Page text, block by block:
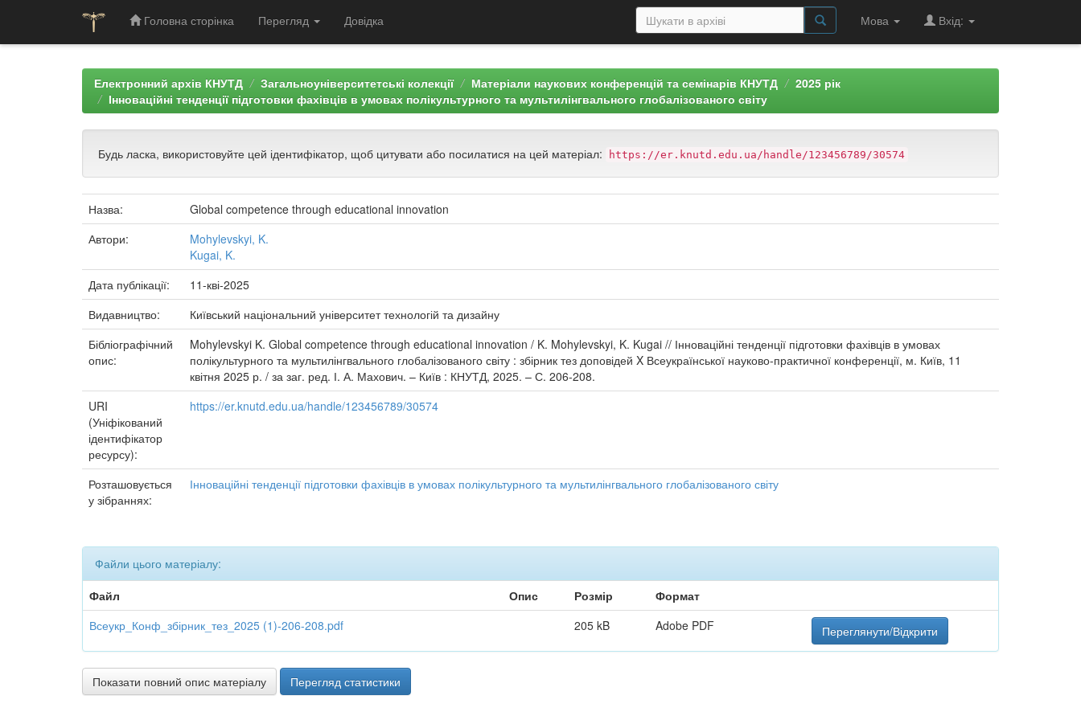
Головна сторінка Перегляд Довідка Мова Вхід:
Електронний архів КНУТД Загальноуніверситетські колекції Матеріали наукових конференцій та семінарів КНУТД
2025 рік
Інноваційні тенденції підготовки фахівців в умовах полікультурного та мультилінгвального глобалізованого світу
Будь ласка, використовуйте цей ідентифікатор, щоб цитувати або посилатися на цей матеріал: https://er.knutd.edu.ua/handle/123456789/30574
Назва:
Global competence through educational innovation
Автори:
Mohylevskyi, K.
Kugai, K.
Дата публікації:
11-кві-2025
Видавництво:
Київський національний університет технологій та дизайну
Бібліографічний
опис:
Mohylevskyi K. Global competence through educational innovation / K. Mohylevskyi, K. Kugai // Інноваційні тенденції підготовки фахівців в умовах
полікультурного та мультилінгвального глобалізованого світу : збірник тез доповідей X Всеукраїнської науково-практичної конференції, м. Київ, 11
квітня 2025 р. / за заг. ред. І. А. Махович. – Київ : КНУТД, 2025. – С. 206-208.
URI
(Уніфікований
ідентифікатор
ресурсу):
https://er.knutd.edu.ua/handle/123456789/30574
Розташовується
у зібраннях:
Інноваційні тенденції підготовки фахівців в умовах полікультурного та мультилінгвального глобалізованого світу
Файли цього матеріалу:
Файл
Опис Розмір
Формат
Всеукр_Конф_збірник_тез_2025 (1)-206-208.pdf
205 kB Adobe PDF Переглянути/Відкрити
Показати повний опис матеріалу Перегляд статистики